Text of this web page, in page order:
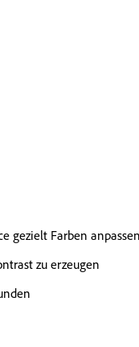
gezielt Farben anpassen
zu erzeugen